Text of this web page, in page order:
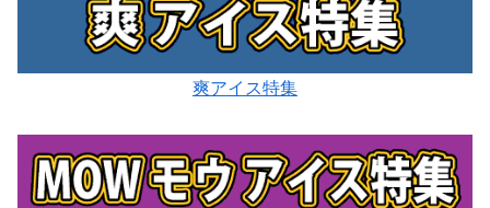
爽アイス特集